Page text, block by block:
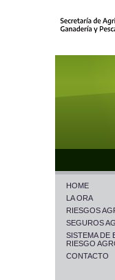
HOME
LA ORA
RIESGOS
SEGUROS
SISTEMA DE
RIESGO
CONTACTO